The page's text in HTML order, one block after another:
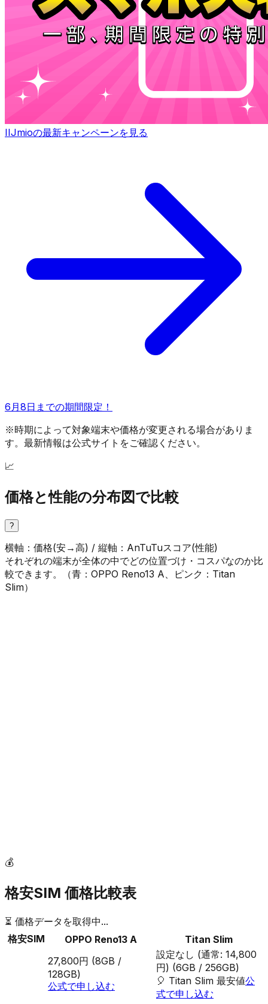
IIJmioの最新キャンペーンを見る
6月8日までの期間限定！
※時期によって対象端末や価格が変更される場合がありま
す。最新情報は公式サイトをご確認ください。
📈
価格と性能の分布図で比較
?
横軸：価格(安→高) / 縦軸：AnTuTuスコア(性能)
それぞれの端末が全体の中でどの位置づけ・コスパなのか比
較できます。（青 ： OPPO Reno13 A ピンク ： Titan
Slim）
💰
格安SIM 価格比較表
⏳ 価格データを取得中...
格安SIM
OPPO Reno13 A Titan Slim
27,800円 (8GB /
128GB)
公式で申し込む
設定なし (通常: 14,800
円) (6GB / 256GB)
🎈 Titan Slim 最安値公
式で申し込む